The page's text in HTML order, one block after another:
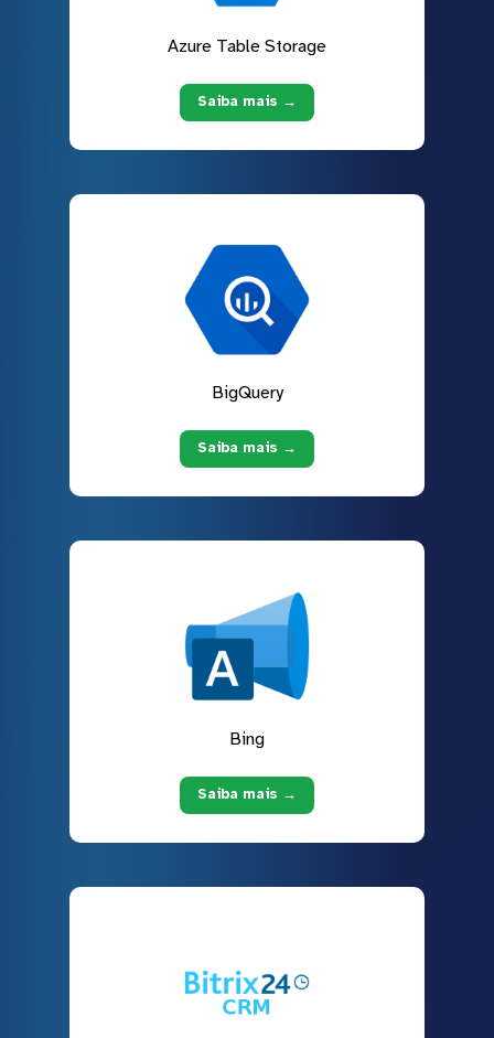
Azure Table Storage
Saiba mais →
BigQuery
Saiba mais →
Bing
Saiba mais →